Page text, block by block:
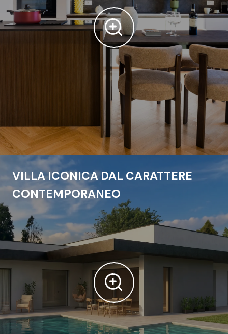
VILLA ICONICA DAL CARATTERE
CONTEMPORANEO